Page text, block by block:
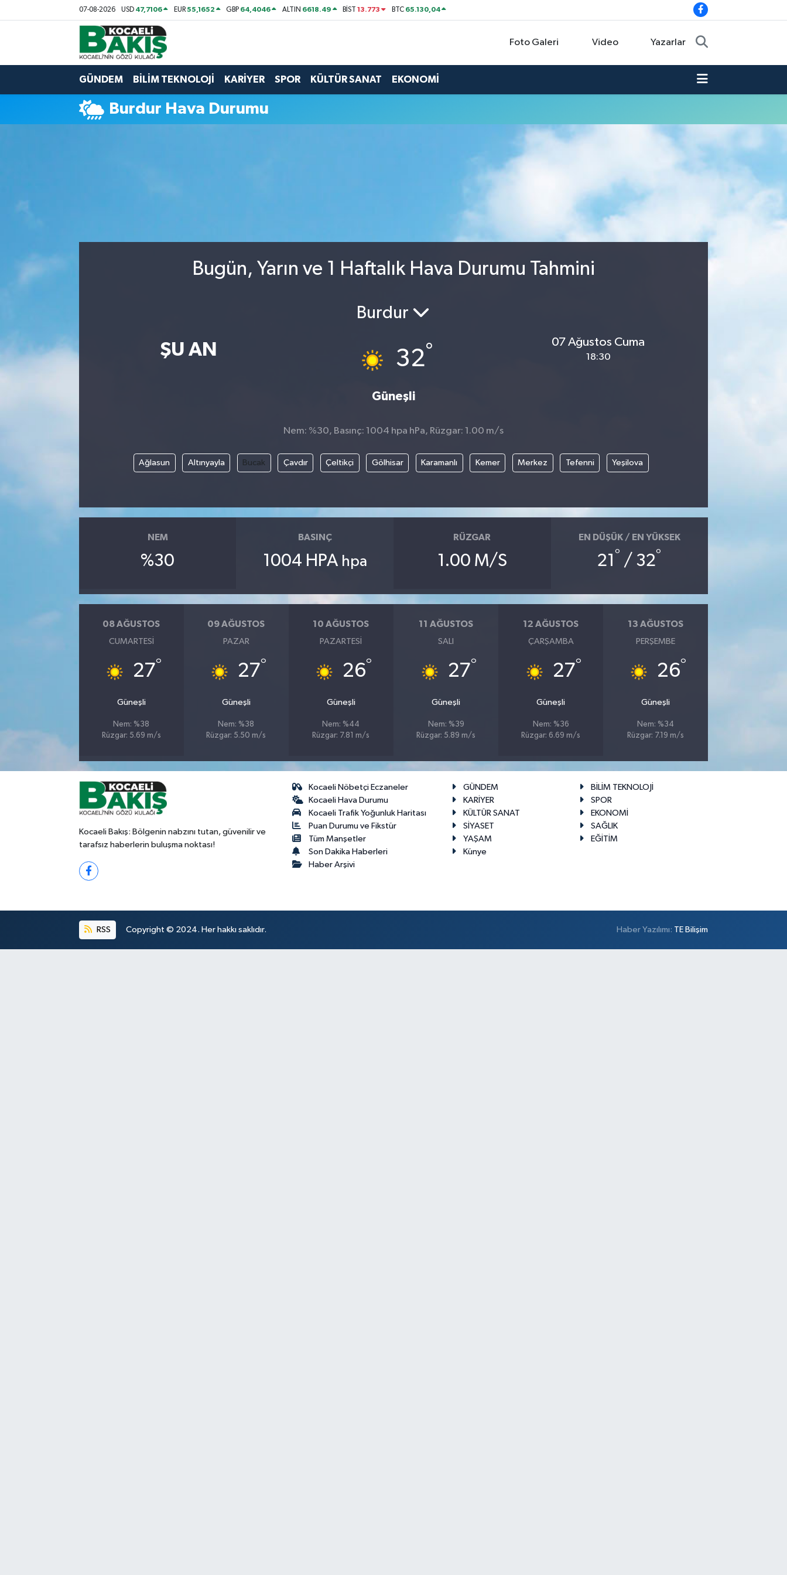
07-08-2026 USD 47,7106 EUR55,1652 GBP 64,4046 ALTIN 6618.49 BİST13.773 BTC 65.130,04
Foto Galeri Video Yazarlar
GÜNDEM BİLİM TEKNOLOJİ KARİYER SPOR KÜLTÜR SANAT EKONOMİ
Burdur Hava Durumu
Bugün, Yarın ve 1 Haftalık Hava Durumu Tahmini
ŞU AN
Burdur
32°
Güneşli
07 Ağustos Cuma
18:30
Nem: %30, Basınç: 1004 hpa hPa, Rüzgar: 1.00 m/s
Ağlasun Altınyayla Bucak Çavdır Çeltikçi Gölhisar Karamanlı Kemer Merkez Tefenni Yeşilova
NEM
%30
BASINÇ
1004 HPA hpa
RÜZGAR
1.00 M/S
EN DÜŞÜK / EN YÜKSEK
21 ° / 32°
08 AĞUSTOS
CUMARTESI
27°
Güneşli
Nem: %38
Rüzgar: 5.69 m/s
09 AĞUSTOS
PAZAR
27°
Güneşli
Nem: %38
Rüzgar: 5.50 m/s
10 AĞUSTOS
PAZARTESI
26°
Güneşli
Nem: %44
Rüzgar: 7.81 m/s
11 AĞUSTOS
SALI
27°
Güneşli
Nem: %39
Rüzgar: 5.89 m/s
12 AĞUSTOS
ÇARŞAMBA
27°
Güneşli
Nem: %36
Rüzgar: 6.69 m/s
13 AĞUSTOS
PERŞEMBE
26°
Güneşli
Nem: %34
Rüzgar: 7.19 m/s
Kocaeli Bakış: Bölgenin nabzını tutan, güvenilir ve
tarafsız haberlerin buluşma noktası!
Kocaeli Nöbetçi Eczaneler
Kocaeli Hava Durumu
Kocaeli Trafik Yoğunluk Haritası
Puan Durumu ve Fikstür
Tüm Manşetler
Son Dakika Haberleri
Haber Arşivi
GÜNDEM
BİLİM TEKNOLOJİ
KARİYER
SPOR
KÜLTÜR SANAT
EKONOMİ
SİYASET
SAĞLIK
YAŞAM
EĞİTİM
Künye
RSS Copyright © 2024. Her hakkı saklıdır. Haber Yazılımı: TE Bilişim
Kocaeli Nöbetçi Eczaneler
Kocaeli Hava Durumu
Kocaeli Trafik Yoğunluk Haritası